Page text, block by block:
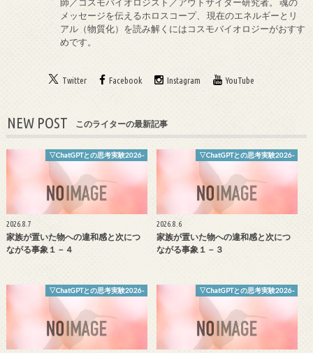
メッセージを伝えるホロスコープ、 現在のエネルギーとリ
アル（物質化）を読み解くにはコスモバイオロジーがおすす
めです。
Twitter Facebook Instagram YouTube
NEW POST このライターの最新記事
▽ChatGPTとの思考実験2026-
2026.8.7
家族が置いた物への違和感と次につ
ながる事象１－４
▽ChatGPTとの思考実験2026-
2026.8.6
家族が置いた物への違和感と次につ
ながる事象１－３
▽ChatGPTとの思考実験2026- ▽ChatGPTとの思考実験2026-